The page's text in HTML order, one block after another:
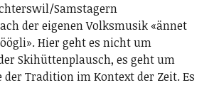
Samstagern
der eigenen Volksmusik «ännet
Hier geht es nicht um
Skihüttenplausch, es geht um
der Tradition im Kontext der Zeit. Es